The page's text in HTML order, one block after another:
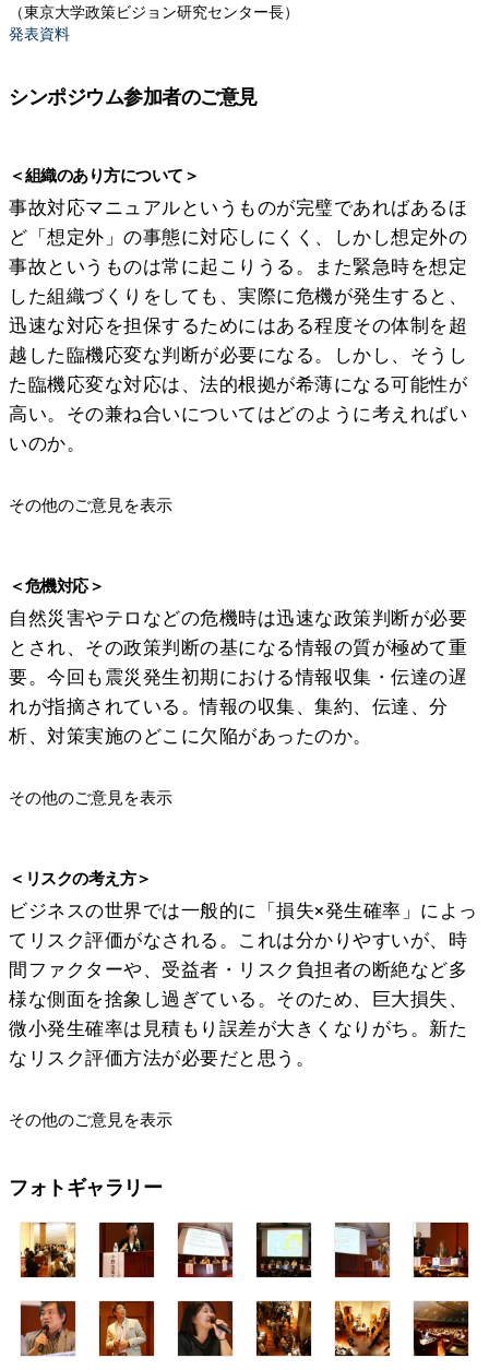
（東京大学政策ビジョン研究センター長）
発表資料
シンポジウム参加者のご意見
＜組織のあり方について＞
事故対応マニュアルというものが完璧であればあるほ
ど「想定外」の事態に対応しにくく、しかし想定外の
事故というものは常に起こりうる。また緊急時を想定
した組織づくりをしても、実際に危機が発生すると、
迅速な対応を担保するためにはある程度その体制を超
越した臨機応変な判断が必要になる。しかし、そうし
た臨機応変な対応は、法的根拠が希薄になる可能性が
高い。その兼ね合いについてはどのように考えればい
いのか。
その他のご意見を表示
＜危機対応＞
自然災害やテロなどの危機時は迅速な政策判断が必要
とされ、その政策判断の基になる情報の質が極めて重
要。今回も震災発生初期における情報収集・伝達の遅
れが指摘されている。情報の収集、集約、伝達、分
析、対策実施のどこに欠陥があったのか。
その他のご意見を表示
＜リスクの考え方＞
ビジネスの世界では一般的に「損失×発生確率」によっ
てリスク評価がなされる。これは分かりやすいが、時
間ファクターや、受益者・リスク負担者の断絶など多
様な側面を捨象し過ぎている。そのため、巨大損失、
微小発生確率は見積もり誤差が大きくなりがち。新た
なリスク評価方法が必要だと思う。
その他のご意見を表示
フォトギャラリー